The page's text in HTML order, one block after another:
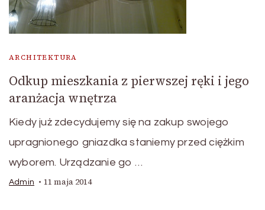
ARCHITEKTURA
Odkup mieszkania z pierwszej ręki i jego
aranżacja wnętrza
Kiedy już zdecydujemy się na zakup swojego
upragnionego gniazdka staniemy przed ciężkim
wyborem. Urządzanie go …
Admin 11 maja 2014